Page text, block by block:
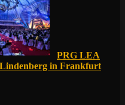
PRG LEA
Lindenberg in Frankfurt